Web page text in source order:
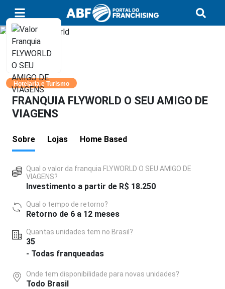
Hotelaria e Turismo
FRANQUIA FLYWORLD O SEU AMIGO DE
VIAGENS
Sobre Lojas Home Based
Qual o valor da franquia FLYWORLD O SEU AMIGO DE
VIAGENS?
Investimento a partir de R$ 18.250
Qual o tempo de retorno?
Retorno de 6 a 12 meses
Quantas unidades tem no Brasil?
35
- Todas franqueadas
Onde tem disponibilidade para novas unidades?
Todo Brasil